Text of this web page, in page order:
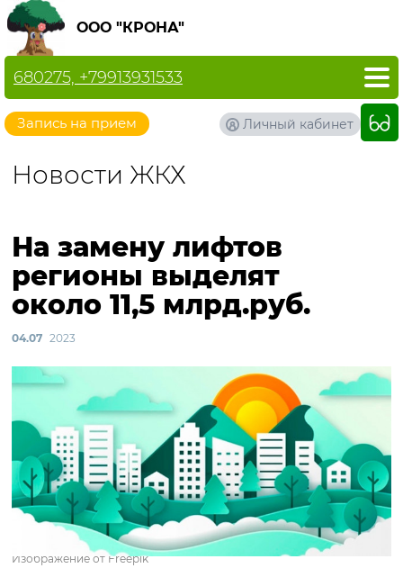
ООО "КРОНА"
Запись на прием
680275, +79913931533
Личный кабинет
Новости ЖКХ
На замену лифтов
регионы выделят
около 11,5 млрд.руб.
04.07 2023
Изображение от Freepik